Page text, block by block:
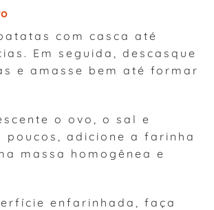
com casca até
Em seguida, descasque
e amasse bem até formar
o ovo, o sal e
poucos, adicione a farinha
massa homogênea e
enfarinhada, faça